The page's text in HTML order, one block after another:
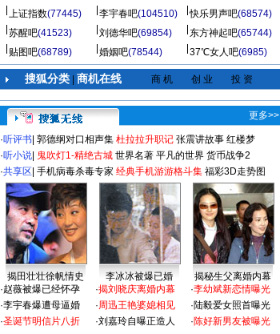
上证指数(77445) 李宇春吧(104510) 快乐男声吧(68574)
苏醒吧(41523) 刘德华吧(69854) 东方神起吧(65744)
贴图吧(68789) 婚姻吧(78544) 37℃女人吧(6985)
搜狐分类| 商机在线 商 机 创 业 投 资
更多>>
·听评书 郭德纲对口相声集 杜拉拉升职记 张震讲故事 红楼梦
·听小说 鬼吹灯1-精绝古城 世界名著 平凡的世界 货币战争2
·共享区 手机病毒杀毒专家 经典手机游游格斗集 福彩3D走势图
揭田壮壮徐帆情史 李冰冰被爆已婚
揭秘生父离婚内幕
·赵薇被爆已经怀孕
·李宇春爆遭母逼婚
·圣诞节明信片八折
·揭刘晓庆离婚内幕
·周迅王艳婆媳相见
·刘嘉玲自曝正造人
·李幼斌新恋情曝光
·陆毅爱女照首曝光
·陈好新男友被曝光